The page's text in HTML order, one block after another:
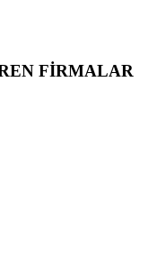
FİRMALAR